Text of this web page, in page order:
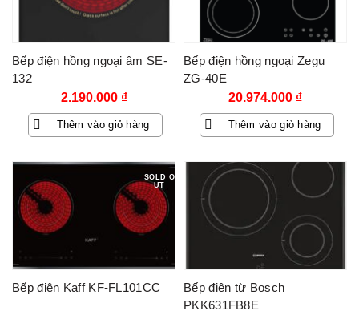
Bếp điện hồng ngoại âm SE-
132
2.190.000 ₫
Thêm vào giỏ hàng
Bếp điện hồng ngoại Zegu
ZG-40E
20.974.000 ₫
Thêm vào giỏ hàng
SOLD O
UT
Bếp điện Kaff KF-FL101CC
Bếp điện từ Bosch
PKK631FB8E